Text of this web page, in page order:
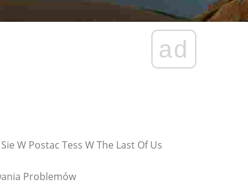
ad
W Postac Tess W The Last Of Us
Problemów